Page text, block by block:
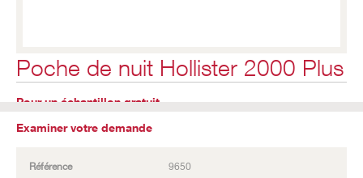
Poche de nuit Hollister 2000 Plus
Pour un échantillon gratuit,
Examiner votre demande
Référence 9650